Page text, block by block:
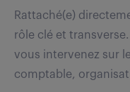
Rattaché(e)
rôle clé et
vous intervenez sur
comptable,